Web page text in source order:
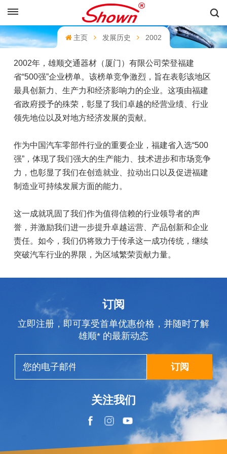
Français
Pусский
中文
主页 发展历史 2002
2002年，雄顺交通器材（厦门）有限公司荣登福建
省“500强”企业榜单。该榜单竞争激烈，旨在表彰该地区
最具创新力、生产力和经济影响力的企业。这项由福建
省政府授予的殊荣，彰显了我们卓越的经营业绩、行业
领先地位以及对地方经济发展的贡献。
作为中国汽车零部件行业的重要企业，福建省入选“500
强”，体现了我们强大的生产能力、技术进步和市场竞争
力，也彰显了我们在创造就业、拉动出口以及促进福建
制造业可持续发展方面的能力。
这一成就巩固了我们作为值得信赖的行业领导者的声
誉，并激励我们进一步提升卓越运营、产品创新和企业
责任。如今，我们仍将致力于传承这一成功传统，继续
突破汽车行业的界限，为区域繁荣贡献力量。
订阅
立即注册，即可享受首单优惠价格，并随时了解
雄顺* 的最新动态
订阅
关注我们